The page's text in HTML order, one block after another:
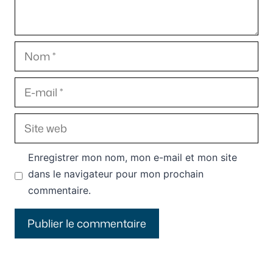
Nom
E-
mail
Site
web
Enregistrer mon nom, mon e-mail et mon site
dans le navigateur pour mon prochain
commentaire.